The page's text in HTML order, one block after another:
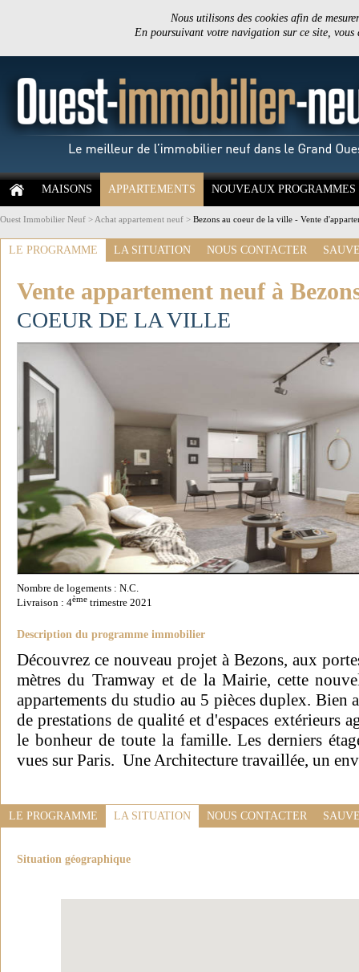
Nous utilisons des cookies afin de
En poursuivant votre navigation sur ce site,
MAISONS APPARTEMENTS NOUVEAUX PROGRAMMES
Ouest Immobilier Neuf > Achat appartement neuf > Bezons au coeur de la ville - Vente
LE PROGRAMME LA SITUATION NOUS CONTACTER
Vente appartement neuf à
COEUR DE LA VILLE
Nombre de logements : N.C.
Livraison : 4ème trimestre 2021
Description du programme immobilier
Découvrez ce nouveau projet à Bezons, aux
mètres du Tramway et de la Mairie, cette
appartements du studio au 5 pièces duplex. Bien
de prestations de qualité et d'espaces extérieurs
le bonheur de toute la famille. Les derniers
vues sur Paris. Une Architecture travaillée, un
LE PROGRAMME LA SITUATION NOUS CONTACTER
Situation géographique